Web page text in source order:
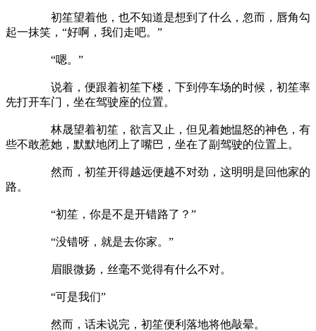
初笙望着他，也不知道是想到了什么，忽而，唇角勾
起一抹笑，“好啊，我们走吧。”
“嗯。”
说着，便跟着初笙下楼，下到停车场的时候，初笙率
先打开车门，坐在驾驶座的位置。
林晟望着初笙，欲言又止，但见着她愠怒的神色，有
些不敢惹她，默默地闭上了嘴巴，坐在了副驾驶的位置上。
然而，初笙开得越远便越不对劲，这明明是回他家的
路。
“初笙，你是不是开错路了？”
“没错呀，就是去你家。”
眉眼微扬，丝毫不觉得有什么不对。
“可是我们”
然而，话未说完，初笙便利落地将他敲晕。